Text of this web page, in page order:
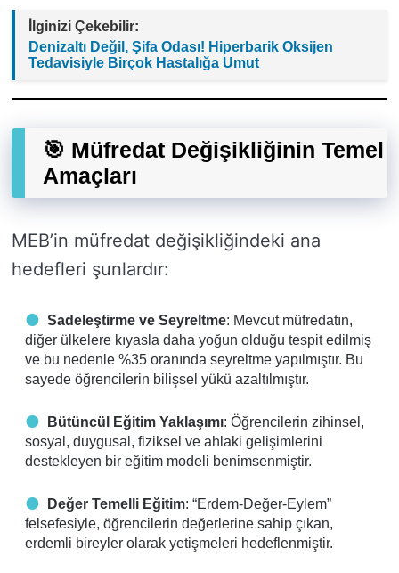
İlginizi Çekebilir:
Denizaltı Değil, Şifa Odası! Hiperbarik Oksijen
Tedavisiyle Birçok Hastalığa Umut
🎯 Müfredat Değişikliğinin Temel
Amaçları
MEB’in müfredat değişikliğindeki ana
hedefleri şunlardır:
Sadeleştirme ve Seyreltme: Mevcut müfredatın,
diğer ülkelere kıyasla daha yoğun olduğu tespit edilmiş
ve bu nedenle %35 oranında seyreltme yapılmıştır. Bu
sayede öğrencilerin bilişsel yükü azaltılmıştır.
Bütüncül Eğitim Yaklaşımı: Öğrencilerin zihinsel,
sosyal, duygusal, fiziksel ve ahlaki gelişimlerini
destekleyen bir eğitim modeli benimsenmiştir.
Değer Temelli Eğitim: “Erdem-Değer-Eylem”
felsefesiyle, öğrencilerin değerlerine sahip çıkan,
erdemli bireyler olarak yetişmeleri hedeflenmiştir.